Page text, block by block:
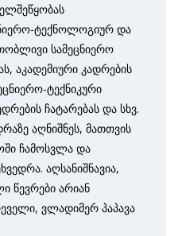
ტექნოლოგიურ და
სამეცნიერო
აკადემიური კადრების
ტექნიკური
ჩატარებას და სხვ.
აღნიშნეს, მათთვის
ჩამოსვლა და
აღსანიშნავია,
წევრები არიან
ვლადიმერ პაპავა